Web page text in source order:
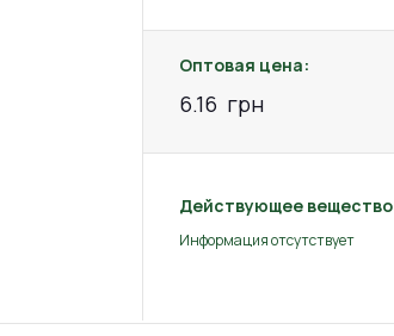
Оптовая цена:
6.16 грн
Действующее вещество
Информация отсутствует